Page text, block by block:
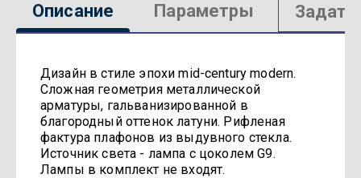
Описание Параметры Задать
Дизайн в стиле эпохи mid-century modern.
Cложная геометрия металлической
арматуры, гальванизированной в
благородный оттенок латуни. Рифленая
фактура плафонов из выдувного стекла.
Источник света - лампа с цоколем G9.
Лампы в комплект не входят.